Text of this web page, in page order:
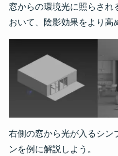
窓からの環境光に照らされ
おいて、陰影効果をより高
右側の窓から光が入るシン
ンを例に解説しよう。